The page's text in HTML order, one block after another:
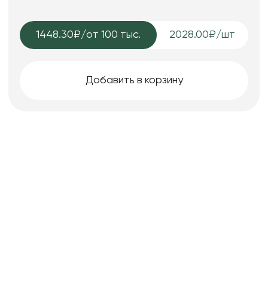
1448.30₽/от 100 тыс. 2028.00₽/шт
Добавить в корзину